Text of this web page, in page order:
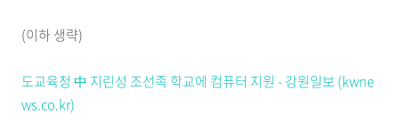
(이하 생략)
도교육청 中 지린성 조선족 학교에 컴퓨터 지원 - 강원일보 (kwne
ws.co.kr)